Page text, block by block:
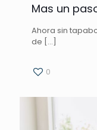
Mas un
Ahora sin
de […]
0